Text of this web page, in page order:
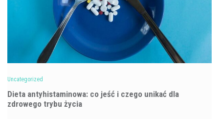
Uncategorized
Dieta antyhistaminowa: co jeść i czego unikać dla
zdrowego trybu życia